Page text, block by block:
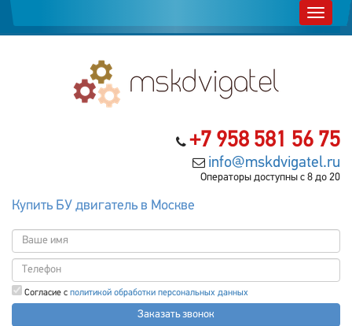
+7 958 581 56 75
info@mskdvigatel.ru
Операторы доступны с 8 до 20
Купить БУ двигатель в Москве
Согласие с политикой обработки персональных данных
Заказать звонок